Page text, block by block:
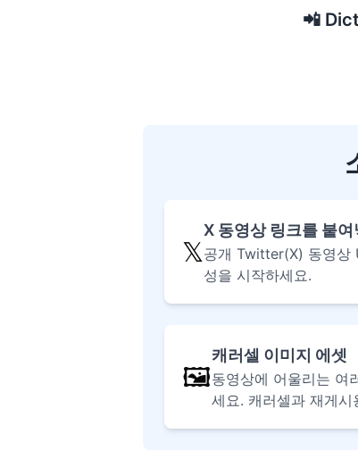
📲
𝕏
X 동영상 링크를 붙여
공개 Twitter(X) 동영상
성을 시작하세요.
🖼️
캐러셀 이미지 에셋
동영상에 어울리는 여
세요. 캐러셀과 재게